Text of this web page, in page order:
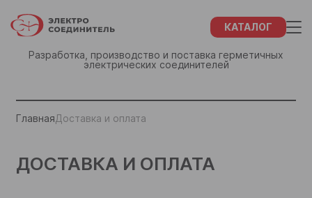
КАТАЛОГ
Разработка, производство и поставка герметичных
электрических соединителей
ГлавнаяДоставка и оплата
ДОСТАВКА И ОПЛАТА
СПАСИБО!
Наши менеджеры свяжутся с Вами в
течение 48 часов